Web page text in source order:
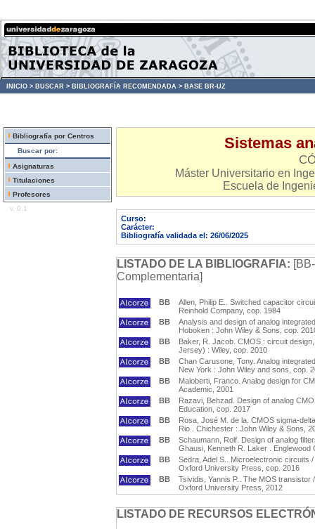
INICIO > BUSCAR > BIBLIOGRAFÍA RECOMENDADA > BASE BR-UZ
Bibliografía por Centros
Buscar por:
Asignaturas
Titulaciones
Profesores
v. 0.1
Sistemas
Máster Universitario en
Escuela de
Curso:
Carácter:
Bibliografía validada el: 26/06/2025
LISTADO DE LA BIBLIOGRAFIA:
Complementaria]
BB
Allen, Philip E.. Switched capacitor
Reinhold Company, cop. 1984
BB
Analysis and design of analog
Hoboken : John Wiley & Sons, cop.
BB
Baker, R. Jacob. CMOS : circuit
Jersey) : Wiley, cop. 2010
BB
Chan Carusone, Tony. Analog
New York : John Wiley and sons, cop.
BB
Maloberti, Franco. Analog design for
Academic, 2001
BB
Razavi, Behzad. Design of analog
Education, cop. 2017
BB
Rosa, José M. de la. CMOS sigma-
Rio . Chichester : John Wiley & Sons,
BB
Schaumann, Rolf. Design of analog
Ghausi, Kenneth R. Laker .
BB
Sedra, Adel S.. Microelectronic circuits
Oxford University Press, cop. 2016
BB
Tsividis, Yannis P.. The MOS transistor
Oxford University Press, 2012
LISTADO DE RECURSOS